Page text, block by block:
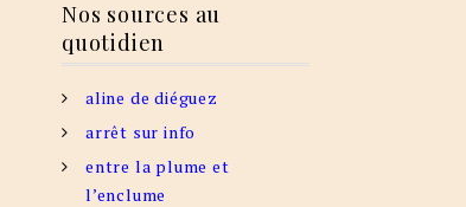
Nos sources au
quotidien
aline de diéguez
arrêt sur info
entre la plume et
l’enclume